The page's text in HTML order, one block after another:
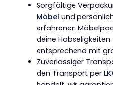
Sorgfältige
Möbel und
erfahrenen
deine
entsprechend mit
Zuverlässiger
den Transport per